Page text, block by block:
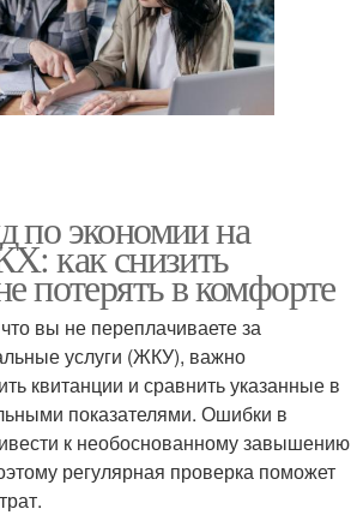
по экономии на
как снизить
потерять в комфорте
вы не переплачиваете за
услуги (ЖКУ), важно
квитанции и сравнить указанные в
показателями. Ошибки в
к необоснованному завышению
регулярная проверка поможет